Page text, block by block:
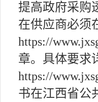
提高政府采购
在供应商必须
https://
章。具体要求
https://
书在江西省公